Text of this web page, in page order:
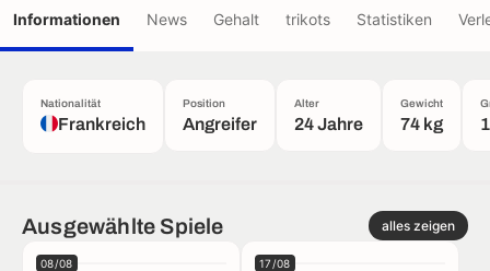
Informationen News Gehalt trikots Statistiken
Nationalität
Frankreich
Position
Angreifer
Alter
24 Jahre
Gewicht
74 kg
Ausgewählte Spiele alles zeigen
08/08 17/08